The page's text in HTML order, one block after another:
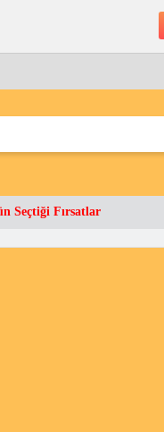
Seçtiği Fırsatlar